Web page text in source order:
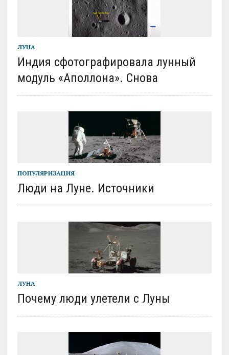
ЛУНА
Индия сфотографировала лунный
модуль «Аполлона». Снова
ПОПУЛЯРИЗАЦИЯ
Люди на Луне. Источники
ЛУНА
Почему люди улетели с Луны